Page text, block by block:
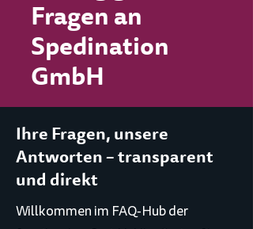
Fragen an
Spedination
GmbH
Ihre Fragen, unsere
Antworten – transparent
und direkt
Willkommen im FAQ-Hub der